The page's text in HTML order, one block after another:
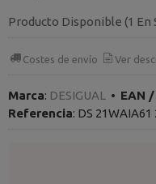
Producto Disponible (1 En
Costes de envío Ver
Marca: DESIGUAL • EAN
Referencia: DS 21WAIA61